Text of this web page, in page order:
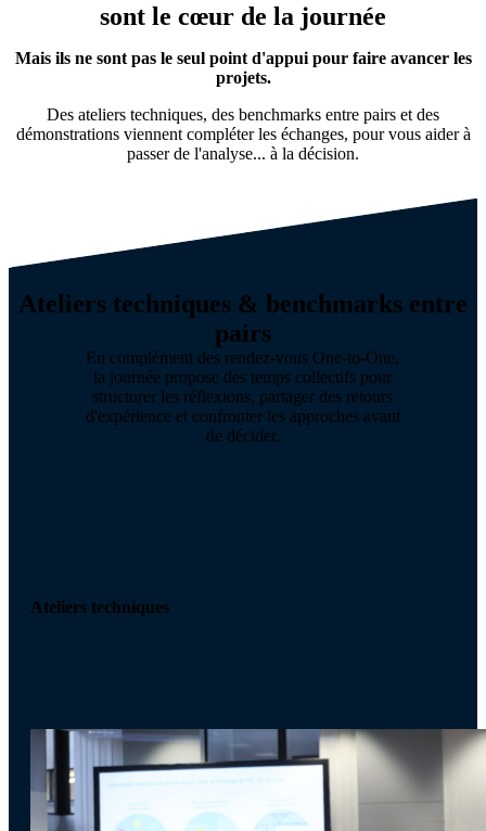
sont le cœur de la journée
Mais ils ne sont pas le seul point d'appui pour faire avancer les
projets.
Des ateliers techniques, des benchmarks entre pairs et des
démonstrations viennent compléter les échanges, pour vous aider à
passer de l'analyse... à la décision.
Ateliers techniques & benchmarks entre
pairs
En complément des rendez-vous One-to-One,
la journée propose des temps collectifs pour
structurer les réflexions, partager des retours
d'expérience et confronter les approches avant
de décider.
Ateliers techniques